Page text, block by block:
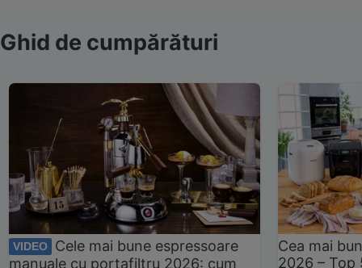
Ghid de cumpărături
VIDEO
Cele mai bune espressoare
manuale cu portafiltru 2026: cum
Cea mai
2026 –